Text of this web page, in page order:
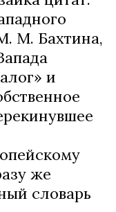
М. Бахтина,
и
же
словарь